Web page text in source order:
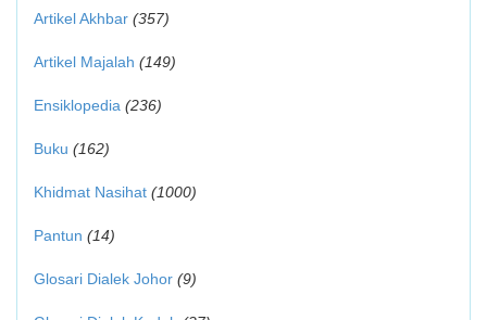
Artikel Akhbar (357)
Artikel Majalah (149)
Ensiklopedia (236)
Buku (162)
Khidmat Nasihat (1000)
Pantun (14)
Glosari Dialek Johor (9)